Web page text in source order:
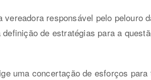
vereadora responsável pelo pelouro
de estratégias para a
uma concertação de esforços